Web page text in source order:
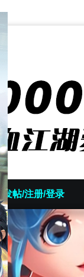
发帖/注册/登录